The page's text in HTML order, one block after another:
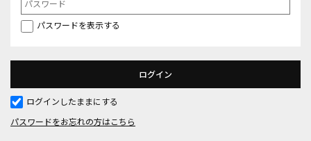
パスワードを表示する
ログインしたままにする
パスワードをお忘れの方はこちら